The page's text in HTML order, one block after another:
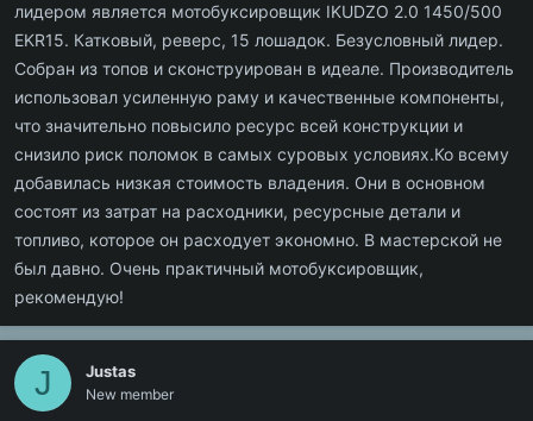
лидером является мотобуксировщик IKUDZO 2.0 1450/500
EKR15. Катковый, реверс, 15 лошадок. Безусловный лидер.
Собран из топов и сконструирован в идеале. Производитель
использовал усиленную раму и качественные компоненты,
что значительно повысило ресурс всей конструкции и
снизило риск поломок в самых суровых условиях.Ко всему
добавилась низкая стоимость владения. Они в основном
состоят из затрат на расходники, ресурсные детали и
топливо, которое он расходует экономно. В мастерской не
был давно. Очень практичный мотобуксировщик,
рекомендую!
J Justas
New member